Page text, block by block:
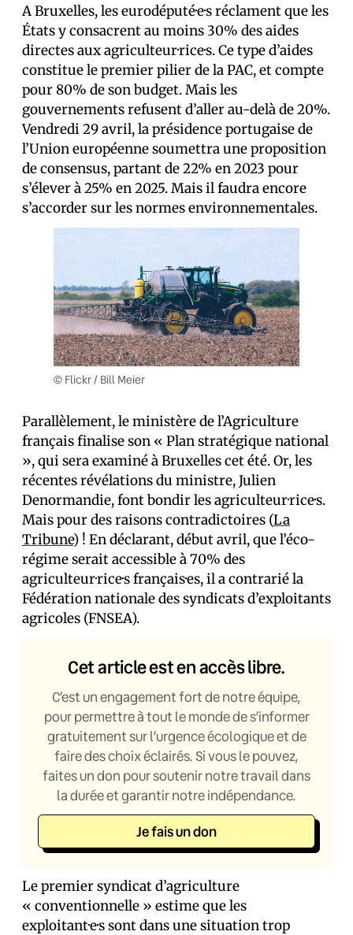
A Bruxelles, les eurodéputé·e·s réclament que les
États y consacrent au moins 30% des aides
directes aux agriculteur·rice·s. Ce type d’aides
constitue le premier pilier de la PAC, et compte
pour 80% de son budget. Mais les
gouvernements refusent d’aller au-delà de 20%.
Vendredi 29 avril, la présidence portugaise de
l’Union européenne soumettra une proposition
de consensus, partant de 22% en 2023 pour
s’élever à 25% en 2025. Mais il faudra encore
s’accorder sur les normes environnementales.
© Flickr / Bill Meier
Parallèlement, le ministère de l’Agriculture
français finalise son « Plan stratégique national
», qui sera examiné à Bruxelles cet été. Or, les
récentes révélations du ministre, Julien
Denormandie, font bondir les agriculteur·rice·s.
Mais pour des raisons contradictoires (La
Tribune) ! En déclarant, début avril, que l’éco-
régime serait accessible à 70% des
agriculteur·rice·s français·es, il a contrarié la
Fédération nationale des syndicats d’exploitants
agricoles (FNSEA).
Cet article est en accès libre.
C’est un engagement fort de notre équipe,
pour permettre à tout le monde de s’informer
gratuitement sur l’urgence écologique et de
faire des choix éclairés. Si vous le pouvez,
faites un don pour soutenir notre travail dans
la durée et garantir notre indépendance.
Je fais un don
Le premier syndicat d’agriculture
« conventionnelle » estime que les
exploitant·e·s sont dans une situation trop